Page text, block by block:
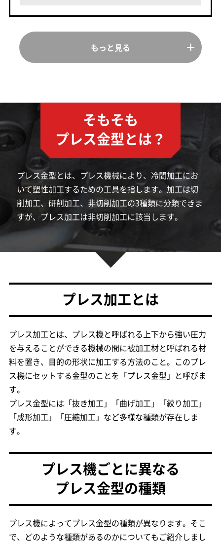
もっと⾒る
そもそも
プレス金型とは？
プレス金型とは、プレス機械により、冷間加工にお
いて塑性加工するための工具を指します。加工は切
削加工、研削加工、非切削加工の3種類に分類できま
すが、プレス加工は非切削加工に該当します。
プレス加工とは
プレス加工とは、プレス機と呼ばれる上下から強い圧力
を与えることができる機械の間に被加工材と呼ばれる材
料を置き、目的の形状に加工する方法のこと。このプレ
ス機にセットする金型のことを「プレス金型」と呼びま
す。
プレス金型には「抜き加工」「曲げ加工」「絞り加工」
「成形加工」「圧縮加工」など多様な種類が存在しま
す。
プレス機ごとに異なる
プレス金型の種類
プレス機によってプレス金型の種類が異なります。そこ
で、どのような種類があるのかについてもご紹介しまし